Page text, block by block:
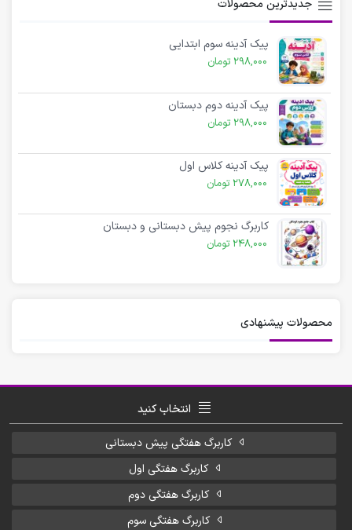
جدیدترین محصولات
پیک آدینه سوم ابتدایی
298,000 تومان
پیک آدینه دوم دبستان
298,000 تومان
پیک آدینه کلاس اول
278,000 تومان
کاربرگ نجوم پیش دبستانی و دبستان
248,000 تومان
محصولات پیشنهادی
انتخاب کنید
کاربرگ هفتگی پیش دبستانی
کاربرگ هفتگی اول
کاربرگ هفتگی دوم
کاربرگ هفتگی سوم